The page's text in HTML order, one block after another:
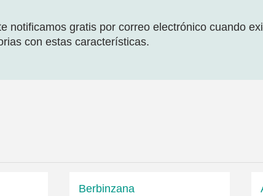
notificamos gratis por correo electrónico cuando
con estas características.
Berbinzana